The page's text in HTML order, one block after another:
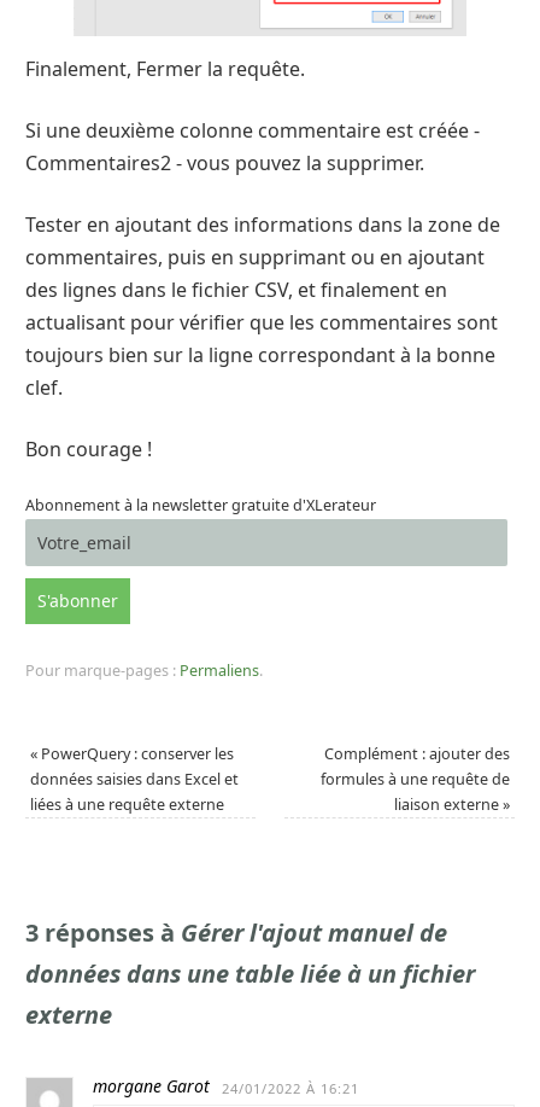
Finalement, Fermer la requête.
Si une deuxième colonne commentaire est créée -
Commentaires2 - vous pouvez la supprimer.
Tester en ajoutant des informations dans la zone de
commentaires, puis en supprimant ou en ajoutant
des lignes dans le fichier CSV, et finalement en
actualisant pour vérifier que les commentaires sont
toujours bien sur la ligne correspondant à la bonne
clef.
Bon courage !
Abonnement à la newsletter gratuite d'XLerateur
Pour marque-pages : Permaliens.
« PowerQuery : conserver les
données saisies dans Excel et
liées à une requête externe
Complément : ajouter des
formules à une requête de
liaison externe»
3 réponses à Gérer l'ajout manuel de
données dans une table liée à un fichier
externe
morgane Garot 24/01/2022 À 16:21